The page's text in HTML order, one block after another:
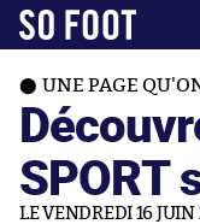
UNE PAGE
SPORT
LE VENDREDI 16 JUIN